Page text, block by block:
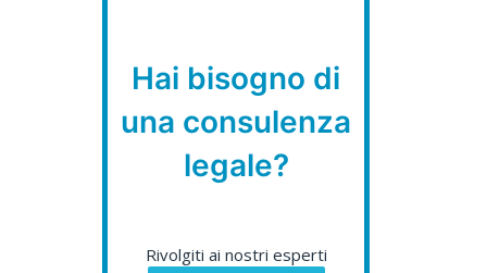
Hai bisogno di
una consulenza
legale?
Rivolgiti ai nostri esperti